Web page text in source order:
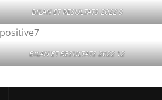
BILAN ET RESULTATS 2022 9
BILAN ET RESULTATS 2022 12